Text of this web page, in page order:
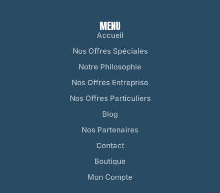
MENU
Accueil
Nos Offres Spéciales
Notre Philosophie
Nos Offres Entreprise
Nos Offres Particuliers
Blog
Nos Partenaires
Contact
Boutique
Mon Compte